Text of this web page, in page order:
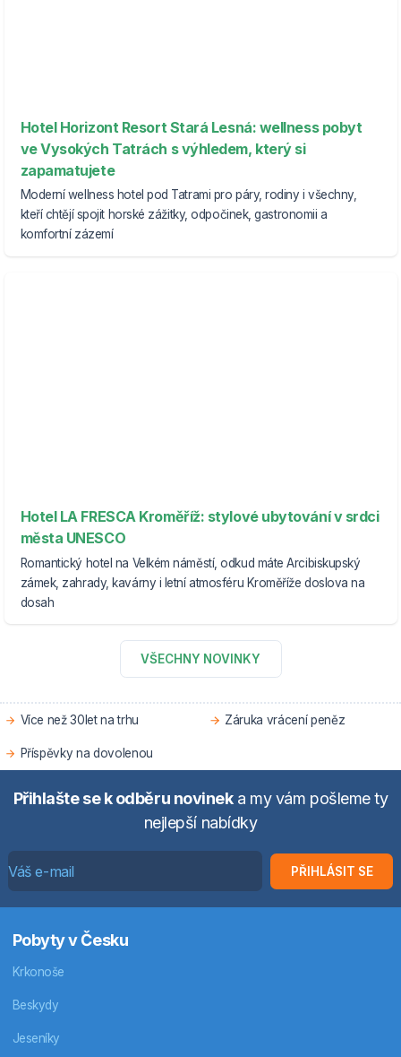
Hotel Horizont Resort Stará Lesná: wellness pobyt
ve Vysokých Tatrách s výhledem, který si
zapamatujete
Moderní wellness hotel pod Tatrami pro páry, rodiny i všechny,
kteří chtějí spojit horské zážitky, odpočinek, gastronomii a
komfortní zázemí
Hotel LA FRESCA Kroměříž: stylové ubytování v srdci
města UNESCO
Romantický hotel na Velkém náměstí, odkud máte Arcibiskupský
zámek, zahrady, kavárny i letní atmosféru Kroměříže doslova na
dosah
VŠECHNY NOVINKY
Více než 30let na trhu Záruka vrácení peněz
Příspěvky na dovolenou
Přihlašte se k odběru novineka my vám pošleme ty
nejlepší nabídky
PŘIHLÁSIT SE
Pobyty v Česku
Krkonoše
Beskydy
Jeseníky